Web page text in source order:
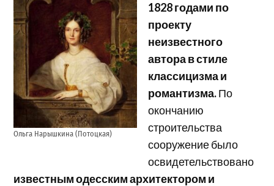
Ольга Нарышкина (Потоцкая)
1828 годами по
проекту
неизвестного
авторав стиле
классицизма и
романтизма.По
окончанию
строительства
сооружение было
освидетельствовано
известным одесским архитектором и